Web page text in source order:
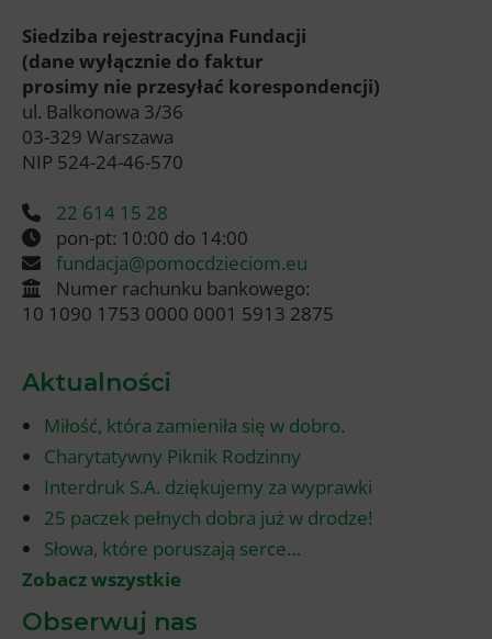
Siedziba rejestracyjna Fundacji
(dane wyłącznie do faktur
prosimy nie przesyłać korespondencji)
ul. Balkonowa 3/36
03-329 Warszawa
NIP 524-24-46-570
22 614 15 28
pon-pt: 10:00 do 14:00
fundacja@pomocdzieciom.eu
Numer rachunku bankowego:
10 1090 1753 0000 0001 5913 2875
Aktualności
Miłość, która zamieniła się w dobro.
Charytatywny Piknik Rodzinny
Interdruk S.A. dziękujemy za wyprawki
25 paczek pełnych dobra już w drodze!
Słowa, które poruszają serce…
Zobacz wszystkie
Obserwuj nas